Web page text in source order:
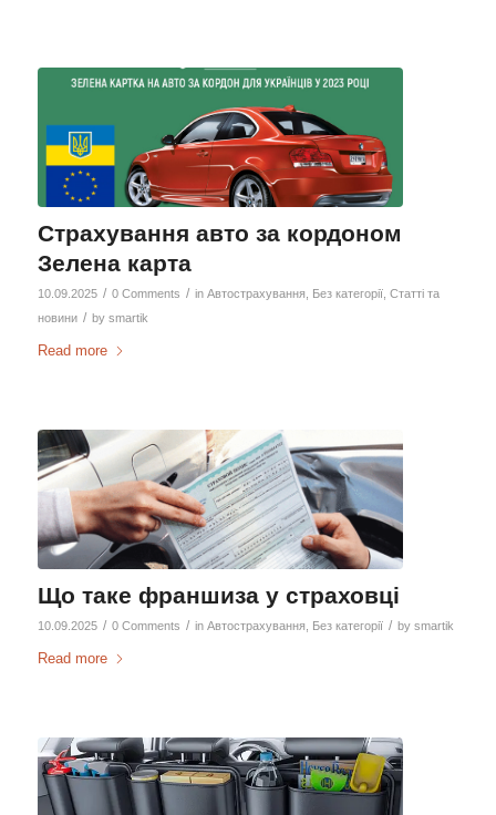
Страхування авто за кордоном
Зелена карта
10.09.2025 / 0 Comments / in Автострахування Без категорії, Статті та
новини / by smartik
Read more
Що таке франшиза у страховці
10.09.2025 / 0 Comments / in Автострахування Без категорії / by smartik
Read more